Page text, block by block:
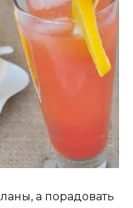
а порадовать